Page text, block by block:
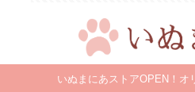
いぬまにあストアOPEN！オ